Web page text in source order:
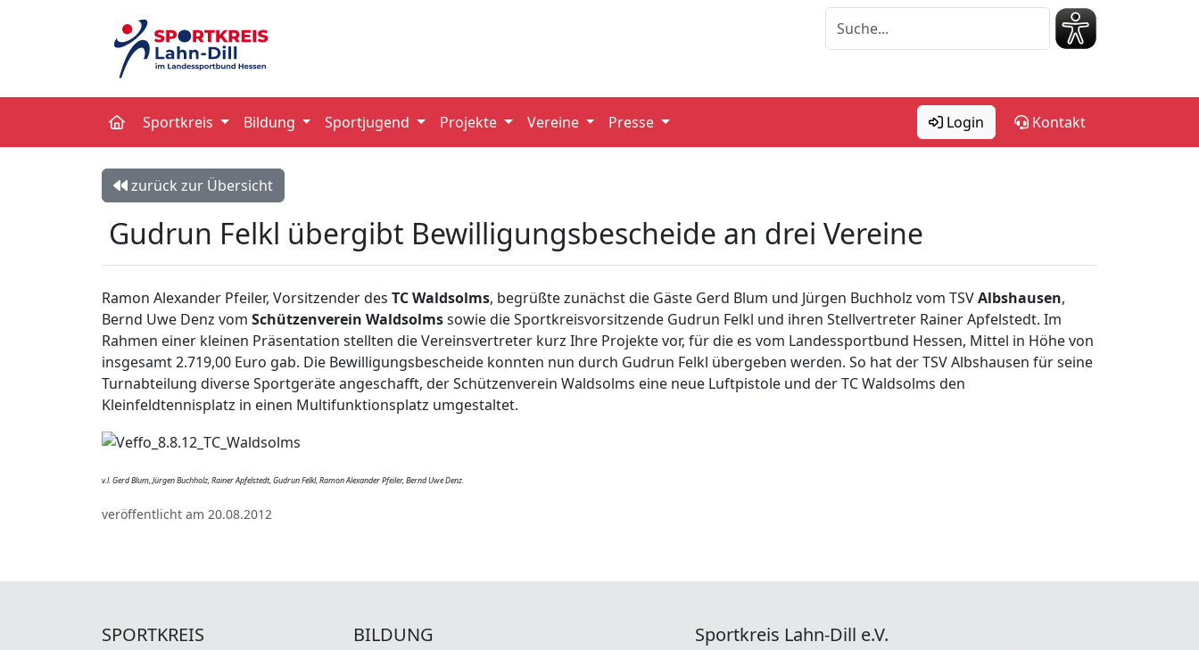
Sportkreis Bildung Sportjugend Projekte Vereine Presse Login Kontakt
zurück zur Übersicht
Gudrun Felkl übergibt Bewilligungsbescheide an drei Vereine
Ramon Alexander Pfeiler, Vorsitzender des TC Waldsolms, begrüßte zunächst die Gäste Gerd Blum und Jürgen Buchholz vom TSVAlbshausen,
Bernd Uwe Denz vom Schützenverein Waldsolmssowie die Sportkreisvorsitzende Gudrun Felkl und ihren Stellvertreter Rainer Apfelstedt. Im
Rahmen einer kleinen Präsentation stellten die Vereinsvertreter kurz Ihre Projekte vor, für die es vom Landessportbund Hessen, Mittel in Höhe von
insgesamt 2.719,00 Euro gab. Die Bewilligungsbescheide konnten nun durch Gudrun Felkl übergeben werden. So hat der TSV Albshausen für seine
Turnabteilung diverse Sportgeräte angeschafft, der Schützenverein Waldsolms eine neue Luftpistole und der TC Waldsolms den
Kleinfeldtennisplatz in einen Multifunktionsplatz umgestaltet.
v.l. Gerd Blum, Jürgen Buchholz, Rainer Apfelstedt, Gudrun Felkl, Ramon Alexander Pfeiler, Bernd Uwe Denz.
veröffentlicht am 20.08.2012
SPORTKREIS BILDUNG Sportkreis Lahn-Dill e.V.